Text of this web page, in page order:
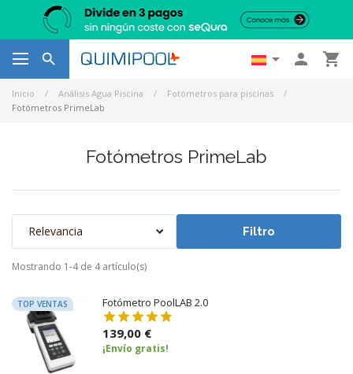
   
Inicio Análisis Agua Piscina
Fotómetros para piscinas
Fotómetros PrimeLab
Fotómetros PrimeLab
Relevancia Filtro
Mostrando 1-4 de 4 artículo(s)
TOP VENTAS Fotómetro PoolLAB 2.0
139,00 €
¡Envío gratis!